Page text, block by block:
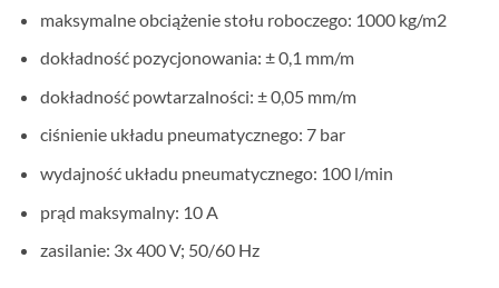
maksymalne obciążenie stołu roboczego: 1000 kg/m2
dokładność pozycjonowania: ± 0,1 mm/m
dokładność powtarzalności: ± 0,05 mm/m
ciśnienie układu pneumatycznego: 7 bar
wydajność układu pneumatycznego: 100 l/min
prąd maksymalny: 10 A
zasilanie: 3x 400 V; 50/60 Hz